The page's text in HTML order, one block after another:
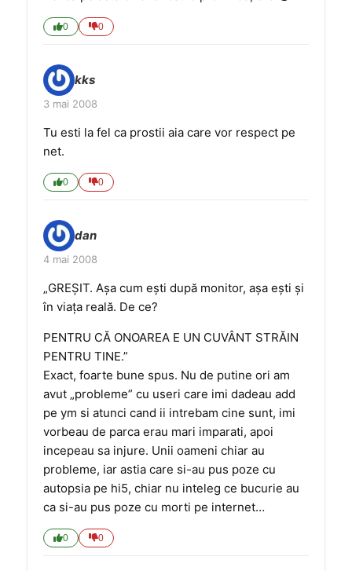
0 0
kks
3 mai 2008
Tu esti la fel ca prostii aia care vor respect pe
net.
0 0
dan
4 mai 2008
„GREŞIT. Aşa cum eşti după monitor, aşa eşti şi
în viaţa reală. De ce?
PENTRU CĂ ONOAREA E UN CUVÂNT STRĂIN
PENTRU TINE.”
Exact, foarte bune spus. Nu de putine ori am
avut „probleme” cu useri care imi dadeau add
pe ym si atunci cand ii intrebam cine sunt, imi
vorbeau de parca erau mari imparati, apoi
incepeau sa injure. Unii oameni chiar au
probleme, iar astia care si-au pus poze cu
autopsia pe hi5, chiar nu inteleg ce bucurie au
ca si-au pus poze cu morti pe internet…
0 0